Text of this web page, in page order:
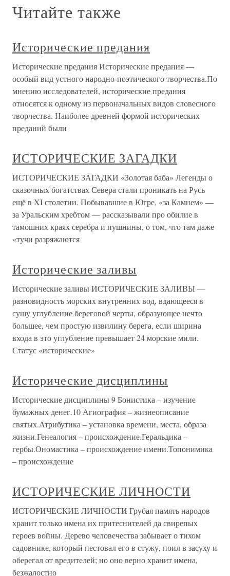
Читайте также
Исторические предания
Исторические предания Исторические предания —
особый вид устного народно-поэтического творчества.По
мнению исследователей, исторические предания
относятся к одному из первоначальных видов словесного
творчества. Наиболее древней формой исторических
преданий были
ИСТОРИЧЕСКИЕ ЗАГАДКИ
ИСТОРИЧЕСКИЕ ЗАГАДКИ «Золотая баба» Легенды о
сказочных богатствах Севера стали проникать на Русь
ещё в XI столетии. Побывавшие в Югре, «за Камнем» —
за Уральским хребтом — рассказывали про обилие в
тамошних краях серебра и пушнины, о том, что там даже
«тучи разряжаются
Исторические заливы
Исторические заливы ИСТОРИЧЕСКИЕ ЗАЛИВЫ —
разновидность морских внутренних вод, вдающееся в
сушу углубление береговой черты, образующее нечто
большее, чем простую извилину берега, если ширина
входа в это углубление превышает 24 морские мили.
Статус «исторические»
Исторические дисциплины
Исторические дисциплины 9 Бонистика – изучение
бумажных денег.10 Агиография – жизнеописание
святых.Атрибутика – установка времени, места, образа
жизни.Генеалогия – происхождение.Геральдика –
гербы.Ономастика – происхождение имени.Топонимика
– происхождение
ИСТОРИЧЕСКИЕ ЛИЧНОСТИ
ИСТОРИЧЕСКИЕ ЛИЧНОСТИ Грубая память народов
хранит только имена их притеснителей да свирепых
героев войны. Дерево человечества забывает о тихом
садовнике, который пестовал его в стужу, поил в засуху и
оберегал от вредителей; но оно верно хранит имена,
безжалостно